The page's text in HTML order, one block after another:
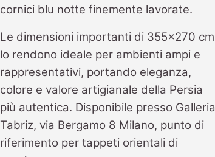
cornici blu notte finemente lavorate.
Le dimensioni importanti di 355x270 cm
lo rendono ideale per ambienti ampi e
rappresentativi, portando eleganza,
colore e valore artigianale della Persia
più autentica. Disponibile presso Galleria
Tabriz, via Bergamo 8 Milano, punto di
riferimento per tappeti orientali di